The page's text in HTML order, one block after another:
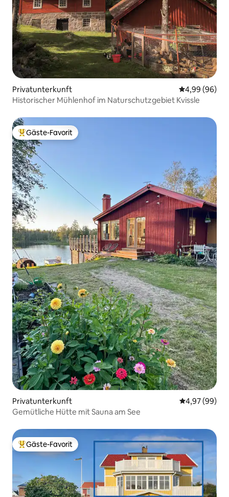
Privatunterkunft
4,99 (96)
Historischer Mühlenhof im Naturschutzgebiet Kvissle
Beliebter Gäste-Favorit.
Gäste-Favorit
Privatunterkunft
4,97 (99)
Gemütliche Hütte mit Sauna am See
Beliebter Gäste-Favorit.
Gäste-Favorit